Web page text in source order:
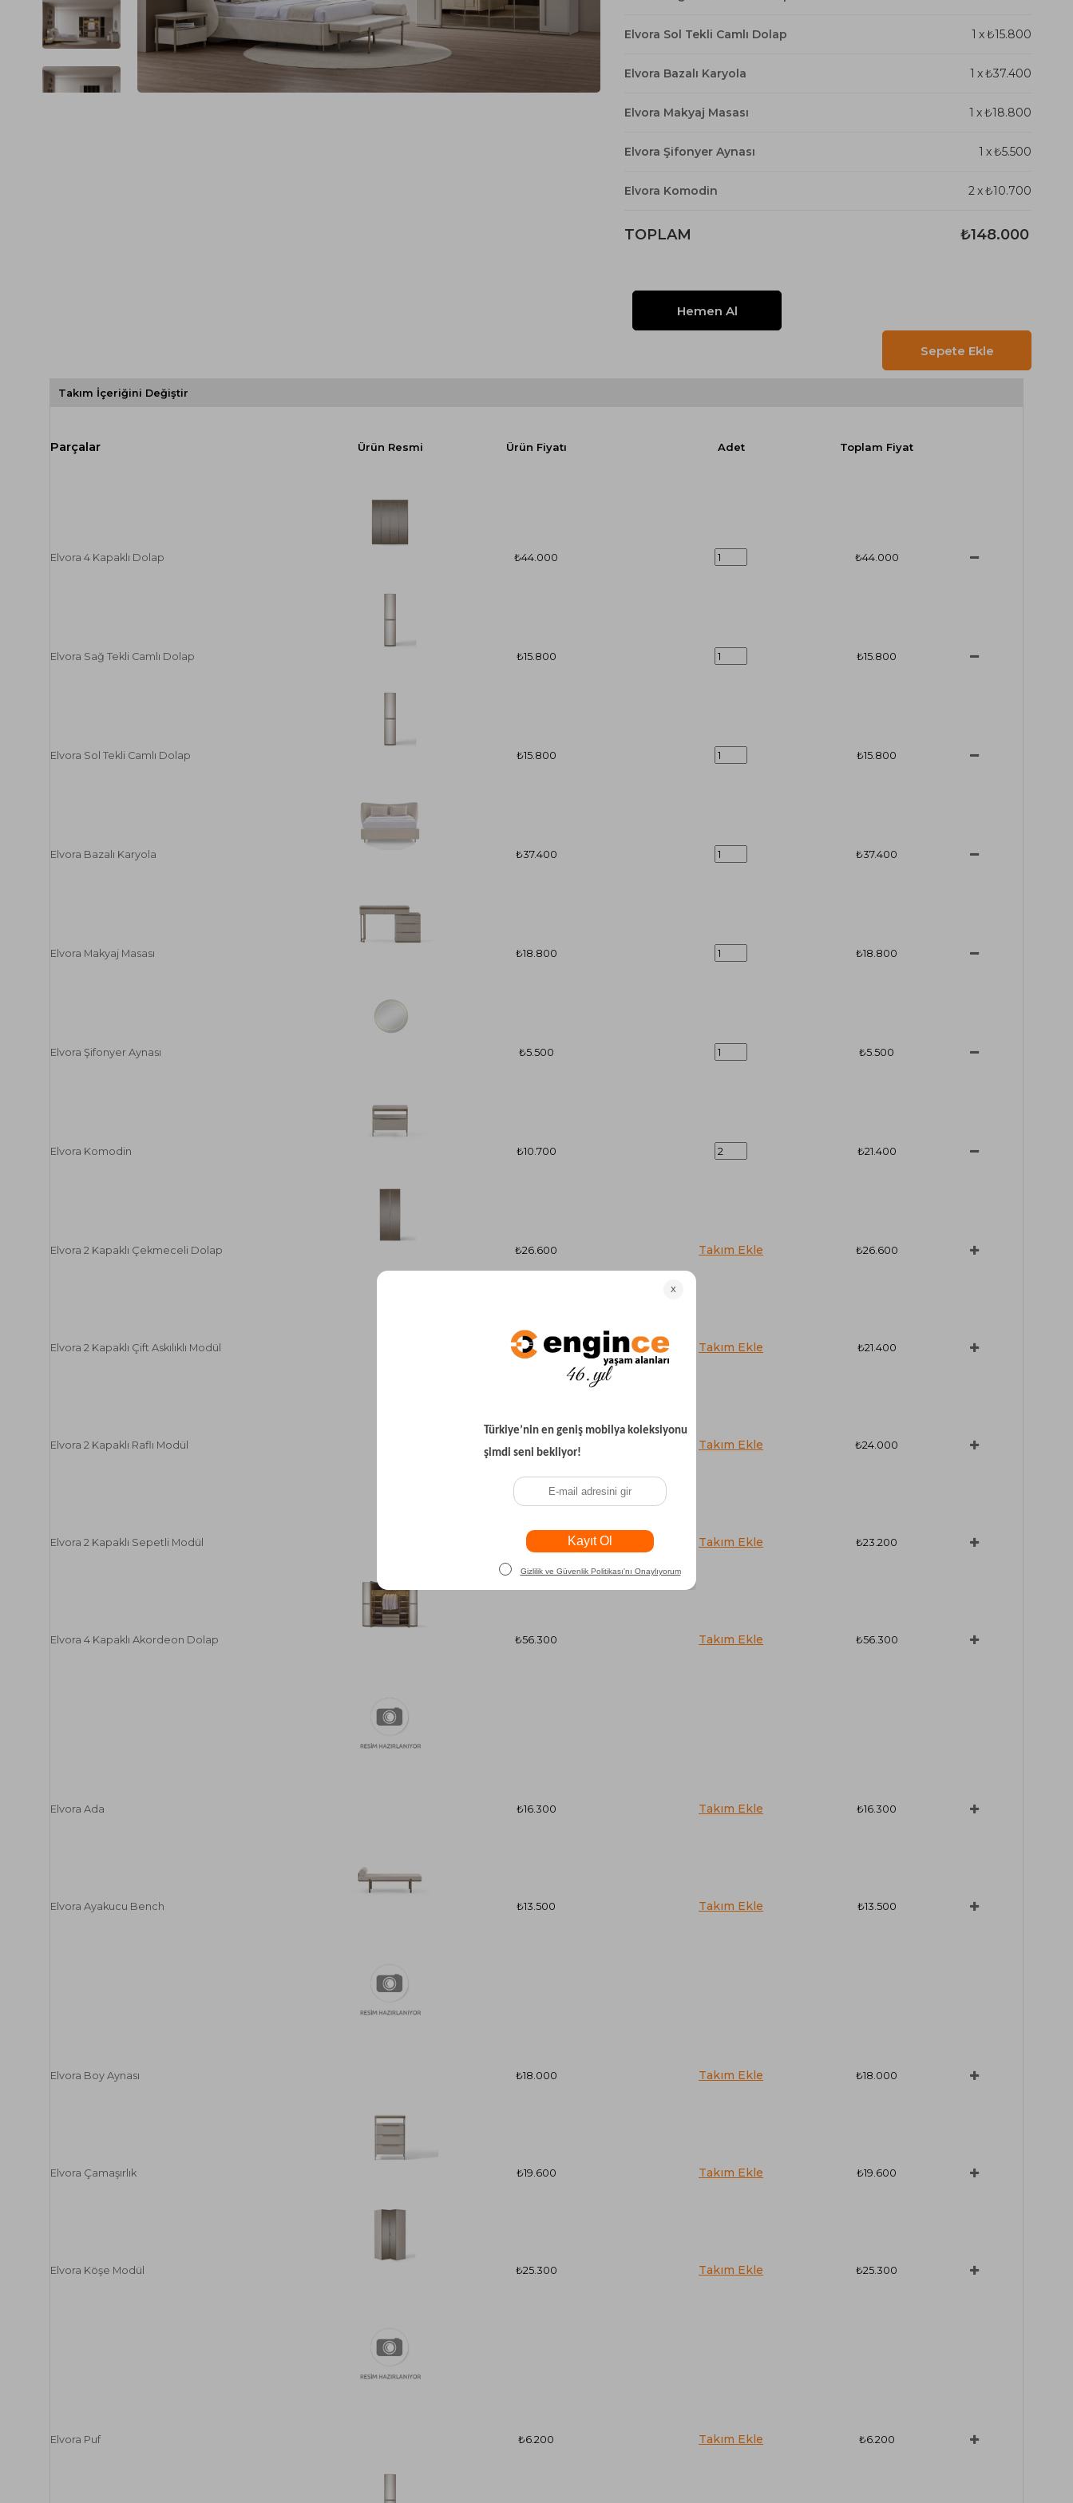
Spor Koltuk Takımı
Krem Koltuk Takımı
Gri Koltuk Takımı
Büro Koltuk Takımı
Gri TV Ünitesi
Beyaz TV Ünitesi
Siyah TV Ünitesi
Şömineli TV Ünitesi
Yataklı Koltuk
Köşe Koltuk
Modern Köşe Koltuk
Elvora Sol Tekli Camlı Dolap 1 x₺15.800
Elvora Bazalı Karyola 1 x₺37.400
Elvora Makyaj Masası 1 x₺18.800
Elvora Şifonyer Aynası 1 x₺5.500
Elvora Komodin 2x₺10.700
TOPLAM ₺148.000
Takım İçeriğini Değiştir
Ürün Resmi Ürün Fiyatı Adet Toplam Fiyat
Elvora 4 Kapaklı Dolap ₺44.000 ₺44.000
Elvora Sağ Tekli Camlı Dolap ₺15.800 ₺15.800
Elvora Sol Tekli Camlı Dolap ₺15.800 ₺15.800
Elvora Bazalı Karyola ₺37.400 ₺37.400
Elvora Makyaj Masası ₺18.800 ₺18.800
Elvora Şifonyer Aynası ₺5.500 ₺5.500
Elvora Komodin ₺10.700 ₺21.400
Elvora 2 Kapaklı Çekmeceli Dolap ₺26.600 ₺26.600
Elvora 2 Kapaklı Çift Askılıklı Modül ₺21.400 ₺21.400
Elvora 2 Kapaklı Raflı Modül ₺24.000 ₺24.000
Elvora 2 Kapaklı Sepetli Modül ₺23.200 ₺23.200
Elvora 4 Kapaklı Akordeon Dolap ₺56.300 ₺56.300
Elvora Ada ₺16.300 ₺16.300
Elvora Ayakucu Bench ₺13.500 ₺13.500
Elvora Boy Aynası ₺18.000 ₺18.000
Elvora Çamaşırlık ₺19.600 ₺19.600
Elvora Köşe Modül ₺25.300 ₺25.300
Elvora Puf ₺6.200 ₺6.200